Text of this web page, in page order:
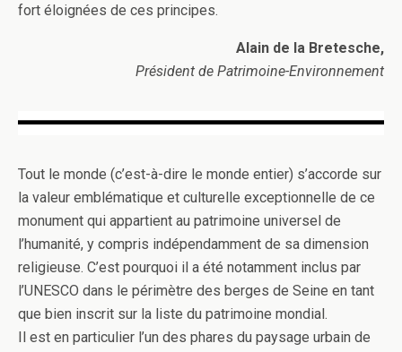
fort éloignées de ces principes.
Alain de la Bretesche,
Président de Patrimoine-Environnement
Tout le monde (c’est-à-dire le monde entier) s’accorde sur
la valeur emblématique et culturelle exceptionnelle de ce
monument qui appartient au patrimoine universel de
l’humanité, y compris indépendamment de sa dimension
religieuse. C’est pourquoi il a été notamment inclus par
l’UNESCO dans le périmètre des berges de Seine en tant
que bien inscrit sur la liste du patrimoine mondial.
Il est en particulier l’un des phares du paysage urbain de